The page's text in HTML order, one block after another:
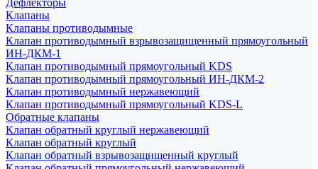
Дефлекторы
Клапаны
Клапаны противодымные
Клапан противодымный взрывозащищенный прямоугольный
ИН-ДКМ-1
Клапан противодымный прямоугольный KDS
Клапан противодымный прямоугольный ИН-ДКМ-2
Клапан противодымный нержавеющий
Клапан противодымный прямоугольный KDS-L
Обратные клапаны
Клапан обратный круглый нержавеющий
Клапан обратный круглый
Клапан обратный взрывозащищенный круглый